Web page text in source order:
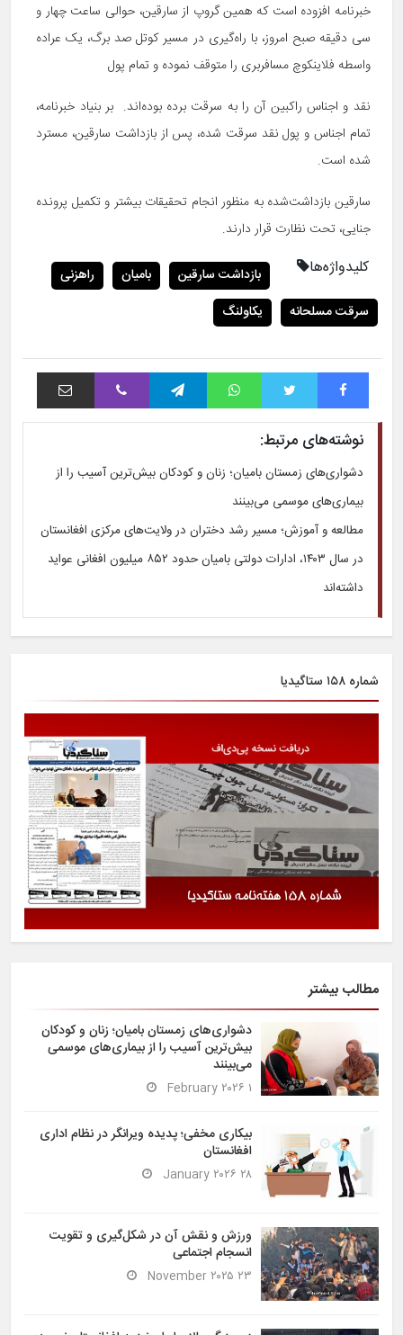
خبرنامه افزوده است که همین گروپ از سارقین، حوالی ساعت چهار و
سی دقیقه صبح امروز، با راه‌گیری در مسیر کوتل صد برگ، یک عراده
واسطه فلاینکوچ مسافربری را متوقف نموده و تمام پول
نقد و اجناس راکبین آن را به سرقت برده بوده‌اند. بر بنیاد خبرنامه،
تمام اجناس و پول نقد سرقت شده، پس از بازداشت سارقین، مسترد
شده است.
سارقین بازداشت‌شده به منظور انجام تحقیقات بیشتر و تکمیل پرونده
جنایی، تحت نظارت قرار دارند.
کلیدواژه‌ها بازداشت سارقین بامیان
راهزنی
سرقت مسلحانه
یکاولنگ
فیس بوک توییتر واتس آپ تلگرام وایبر اشتراک با ایمیل
نوشته‌های مرتبط:
دشواری‌های زمستان بامیان؛ زنان و کودکان بیش‌ترین آسیب را از
بیماری‌های موسمی می‌بینند
مطالعه و آموزش؛ مسیر رشد دختران در ولایت‌های مرکزی افغانستان
در سال ۱۴۰۳، ادارات دولتی بامیان حدود ۸۵۲ میلیون افغانی عواید
داشته‌اند
شماره ۱۵۸ ستاگیدیا
مطالب بیشتر
دشواری‌های زمستان بامیان؛ زنان و کودکان
بیش‌ترین آسیب را از بیماری‌های موسمی
می‌بینند
۱ February ۲۰۲۶
بیکاری مخفی؛ پدیده ویرانگر در نظام اداری
افغانستان
۲۸ January ۲۰۲۶
ورزش و نقش آن در شکل‌گیری و تقویت
انسجام اجتماعی
۲۳ November ۲۰۲۵